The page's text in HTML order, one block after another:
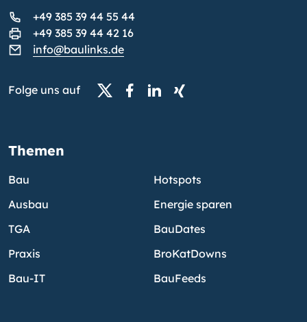
+49 385 39 44 55 44
+49 385 39 44 42 16
info@baulinks.de
Folge uns auf
Themen
Bau
Ausbau
TGA
Praxis
Bau-IT
Hotspots
Energie sparen
BauDates
BroKatDowns
BauFeeds